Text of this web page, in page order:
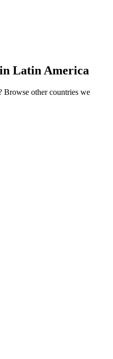
Latin America
Browse other countries we